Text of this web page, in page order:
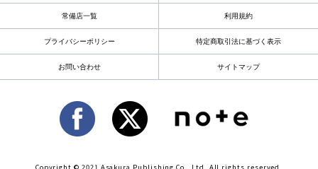
常備店一覧 利用規約
プライバシーポリシー 特定商取引法に基づく表示
お問い合わせ サイトマップ
Copyright © 2021 Asakura Publishing Co., Ltd. All rights reserved.